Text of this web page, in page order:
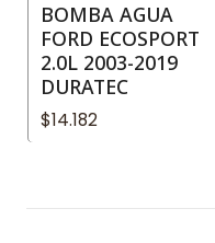
BOMBA AGUA
FORD ECOSPORT
2.0L 2003-2019
DURATEC
$14.182